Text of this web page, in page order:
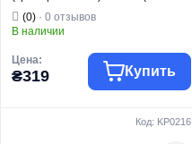
KR.901.CHR) (KR2819)
(0) · 0 отзывов
В наличии
Цена:
₴319 Купить
Код: KP0216